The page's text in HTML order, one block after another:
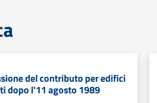
del contributo per edifici
dopo l'11 agosto 1989